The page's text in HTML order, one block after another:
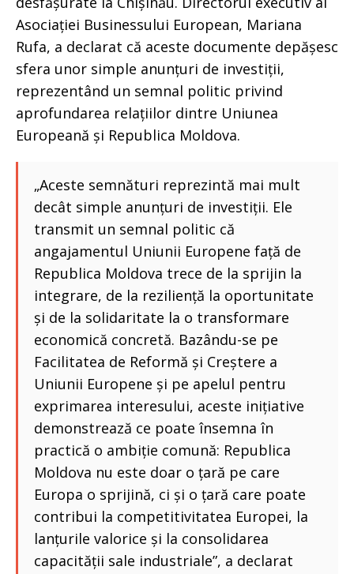
Asociației Businessului European, Mariana
Rufa, a declarat că aceste documente depășesc
sfera unor simple anunțuri de investiții,
reprezentând un semnal politic privind
aprofundarea relațiilor dintre Uniunea
Europeană și Republica Moldova.
„Aceste semnături reprezintă mai mult
decât simple anunțuri de investiții. Ele
transmit un semnal politic că
angajamentul Uniunii Europene față de
Republica Moldova trece de la sprijin la
integrare, de la reziliență la oportunitate
și de la solidaritate la o transformare
economică concretă. Bazându-se pe
Facilitatea de Reformă și Creștere a
Uniunii Europene și pe apelul pentru
exprimarea interesului, aceste inițiative
demonstrează ce poate însemna în
practică o ambiție comună: Republica
Moldova nu este doar o țară pe care
Europa o sprijină, ci și o țară care poate
contribui la competitivitatea Europei, la
lanțurile valorice și la consolidarea
capacității sale industriale”, a declarat